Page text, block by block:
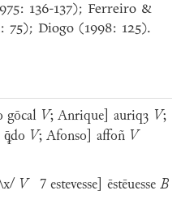
136-137); Ferreiro &
75); Diogo (1998: 125).
gōcal V; Anrique] auriqȝ V;
ꝙ̄do V; Afonso] affoñ V
V 7 estevesse] ēstēuesseB